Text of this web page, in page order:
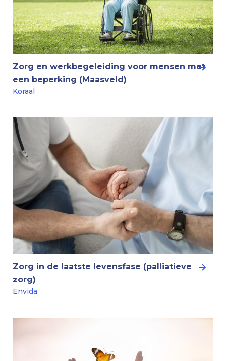
Zorg en werkbegeleiding voor mensen met
een beperking (Maasveld)
Koraal
Zorg in de laatste levensfase (palliatieve
zorg)
Envida